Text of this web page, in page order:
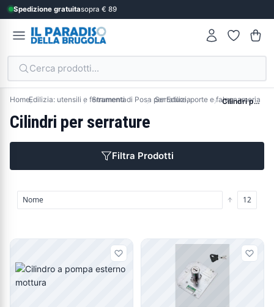
Spedizione gratuitasopra € 89
Cerca prodotti...
HomeEdilizia: utensili e ferramentaStrumenti di Posa per EdiliziaSerrature, porte e falegnameria
Cilindri per serrature
Cilindri per serrature
Filtra Prodotti
Prodotti